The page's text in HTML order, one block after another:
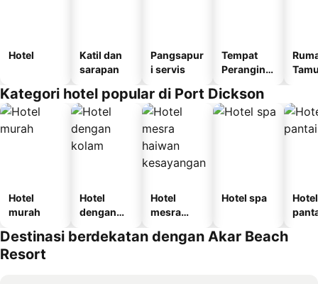
Hotel
Katil dan
sarapan
Pangsapur
i servis
Tempat
Perangina
Kategori hotel popular di Port Dickson
Hotel
murah
Hotel
dengan
Hotel
mesra
kesayanga
Hotel spa
Hotel
Destinasi berdekatan dengan Akar Beach
Resort